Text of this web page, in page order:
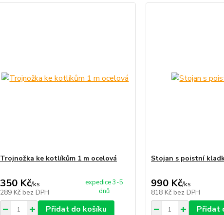
Trojnožka ke kotlíkům 1 m ocelová
350 Kč/ks
289 Kč bez DPH
expedice 3-5
dnů
Přidat do košíku
Stojan s poistní
990 Kč/ks
818 Kč bez DPH
Přidat